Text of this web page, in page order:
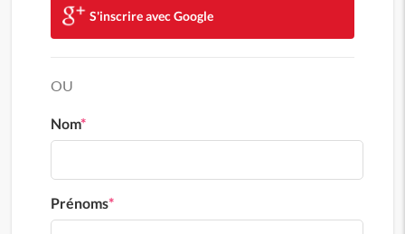
S'inscrire avec Google
OU
Nom*
Prénoms*